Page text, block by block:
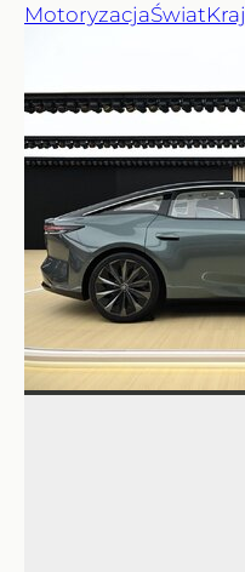
MotoryzacjaŚwiatKraj